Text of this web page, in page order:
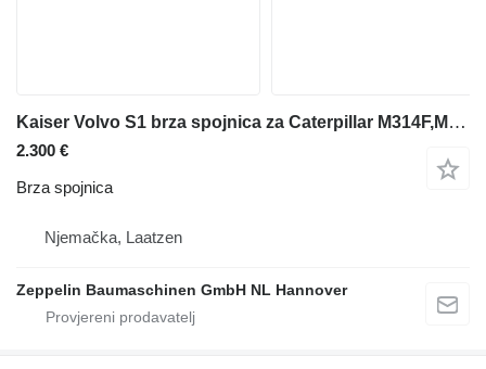
Kaiser Volvo S1 brza spojnica za Caterpillar M314F,M315C,M316F,M316C/D,M318F,M323F bagera
2.300 €
Brza spojnica
Njemačka, Laatzen
Zeppelin Baumaschinen GmbH NL Hannover